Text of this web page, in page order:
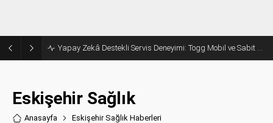
Yapay Zekâ Destekli Servis Deneyimi: Togg Mobil ve Sabit Hizmet Ağı Büyüyor!
Eskişehir Sağlık
Anasayfa Eskişehir Sağlık Haberleri